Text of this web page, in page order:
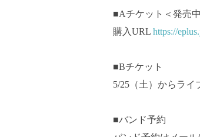
■Aチケット＜発売
購入URL https://
■Bチケット
5/25（土）からラ
■バンド予約